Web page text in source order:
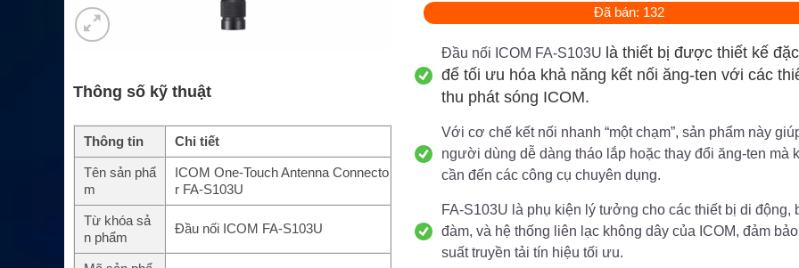
Thông số kỹ thuật
Thông tin Chi tiết
Tên sản phẩ
m
ICOM One-Touch Antenna Connecto
r FA-S103U
Từ khóa sả
n phẩm
Đầu nối ICOM FA-S103U
Đã bán: 132
Đầu nối ICOM FA-S103U là thiết bị được thiết kế
để tối ưu hóa khả năng kết nối ăng-ten với các
thu phát sóng ICOM.
Với cơ chế kết nối nhanh “một chạm”, sản phẩm này
người dùng dễ dàng tháo lắp hoặc thay đổi ăng-ten mà
cần đến các công cụ chuyên dụng.
FA-S103U là phụ kiện lý tưởng cho các thiết bị di động,
đàm, và hệ thống liên lạc không dây của ICOM, đảm
suất truyền tải tín hiệu tối ưu.